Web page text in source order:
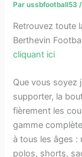
Parussbfootball53
Retrouvez toute
Berthevin
cliquant ici
Que vous soyez
supporter, la
fièrement les
gamme
à tous les âges :
polos, shorts,